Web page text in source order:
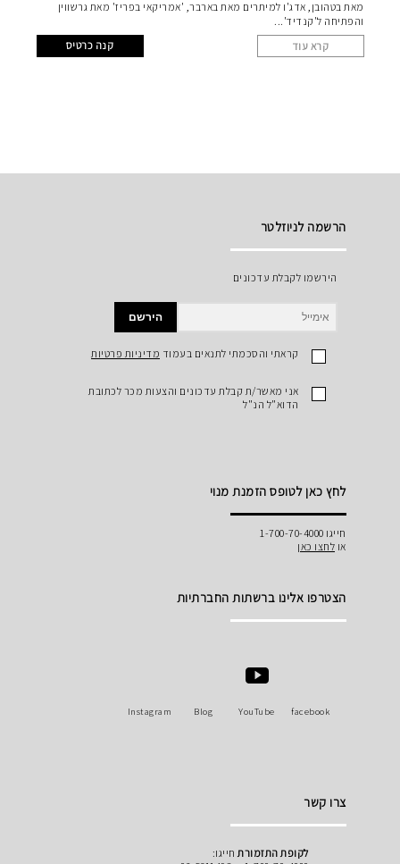
מאת בטהובן, אדג'ו למיתרים מאת בארבר, 'אמריקאי בפריז' מאת גרשווין
והפתיחה ל'קנדיד'
קרא עוד
קנה כרטיס
הרשמה לניוזלטר
הירשמו לקבלת עדכונים
הירשם
קראתי והסכמתי לתנאים בעמוד מדיניות פרטיות
אני מאשר/ת קבלת עדכונים והצעות מכר לכתובת
הדוא"ל הנ"ל
לחץ כאן לטופס הזמנת מנוי
חייגו 1-700-70-4000
או לחצו כאן
הצטרפו אלינו ברשתות החברתיות
facebook
YouTube
Blog
Instagram
צרו קשר
לקופת התזמורתחייגו: